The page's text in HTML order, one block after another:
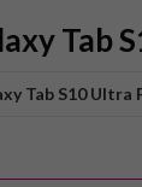
Tab
Tab S10 Ultra